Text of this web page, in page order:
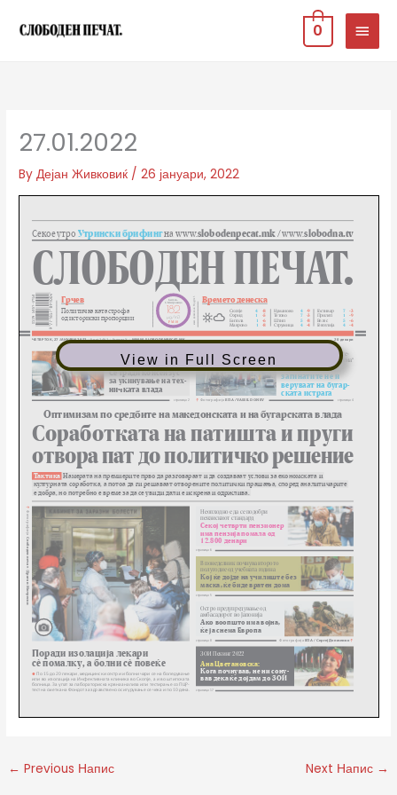
MAIN
0
27.01.2022
ByДејан Живковиќ /26 јануари, 2022
View in Full Screen
← Previous Напис Next Напис →